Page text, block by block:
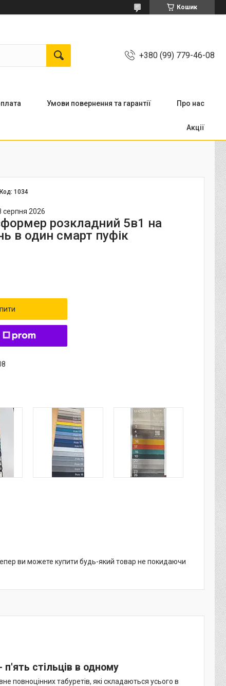
Кошик
+380 (99) 779-46-08
Умови повернення та гарантії Про нас
Акції
Код:1034
серпня 2026
розкладний 5в1 на
в один смарт пуфік
ви можете купити будь-який товар не покидаючи
стільців в одному
повноцінних табуретів, які складаються усього в